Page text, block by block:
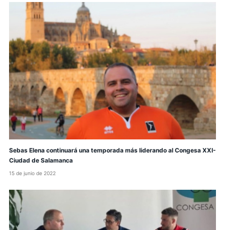
Sebas Elena continuará una temporada más liderando al Congesa XXI-
Ciudad de Salamanca
15 de junio de 2022